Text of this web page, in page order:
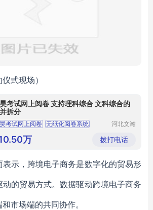
式现场）
考试网上阅卷 支持理科综合 文科综合的
拆分
考试网上阅卷 无纸化阅卷系统
学网上阅卷
河北文瀚
技发展有
限公司
万 拨打电话
示，跨境电子商务是数字化的贸易形
的贸易方式。数据驱动跨境电子商务
市场端的共同协作。